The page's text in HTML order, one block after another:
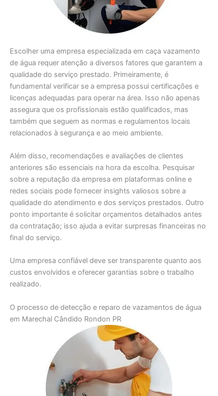
Escolher uma empresa especializada em caça vazamento
de água requer atenção a diversos fatores que garantem a
qualidade do serviço prestado. Primeiramente, é
fundamental verificar se a empresa possui certificações e
licenças adequadas para operar na área. Isso não apenas
assegura que os profissionais estão qualificados, mas
também que seguem as normas e regulamentos locais
relacionados à segurança e ao meio ambiente.
Além disso, recomendações e avaliações de clientes
anteriores são essenciais na hora da escolha. Pesquisar
sobre a reputação da empresa em plataformas online e
redes sociais pode fornecer insights valiosos sobre a
qualidade do atendimento e dos serviços prestados. Outro
ponto importante é solicitar orçamentos detalhados antes
da contratação; isso ajuda a evitar surpresas financeiras no
final do serviço.
Uma empresa confiável deve ser transparente quanto aos
custos envolvidos e oferecer garantias sobre o trabalho
realizado.
O processo de detecção e reparo de vazamentos de água
em Marechal Cândido Rondon PR